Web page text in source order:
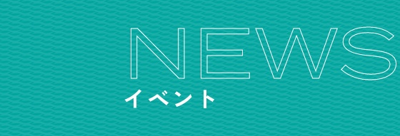
NEWS
イベント